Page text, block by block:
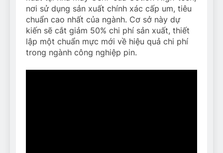
nơi sử dụng sản xuất chính xác cấp um, tiêu
chuẩn cao nhất của ngành. Cơ sở này dự
kiến sẽ cắt giảm 50% chi phí sản xuất, thiết
lập một chuẩn mực mới về hiệu quả chi phí
trong ngành công nghiệp pin.